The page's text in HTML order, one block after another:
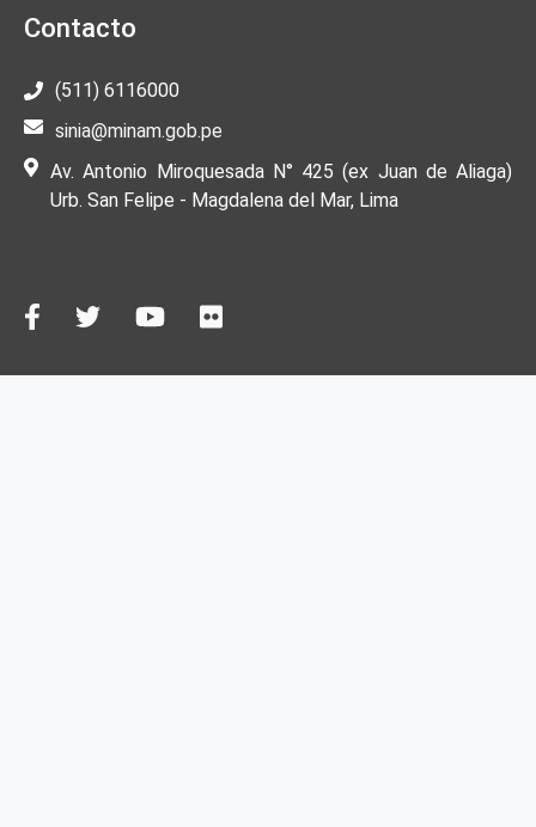
Contacto
(511) 6116000
sinia@minam.gob.pe
Av. Antonio Miroquesada N° 425 (ex Juan de Aliaga)
Urb. San Felipe - Magdalena del Mar, Lima